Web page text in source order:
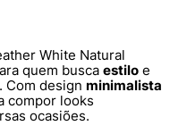
White Natural
quem busca estilo e
Com design minimalista
compor looks
ocasiões.